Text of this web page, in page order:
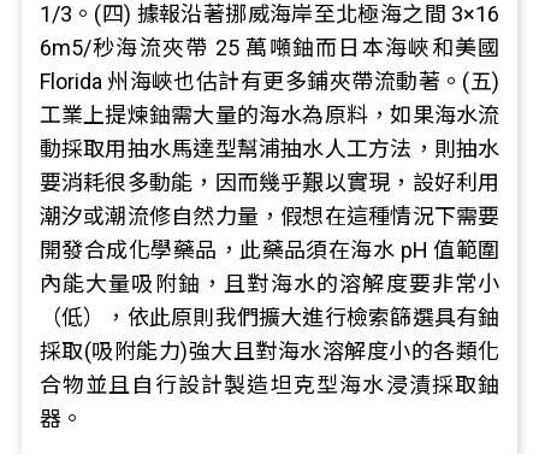
1/3。(四) 據報沿著挪威海岸至北極海之間 3×16
6m5/秒海流夾帶 25 萬噸鈾而日本海峽和美國
Florida 州海峽也估計有更多鋪夾帶流動著。(五)
工業上提煉鈾需大量的海水為原料，如果海水流
動採取用抽水馬達型幫浦抽水人工方法，則抽水
要消耗很多動能，因而幾乎艱以實現，設好利用
潮汐或潮流修自然力量，假想在這種情況下需要
開發合成化學藥品，此藥品須在海水 pH 值範圍
內能大量吸附鈾，且對海水的溶解度要非常小
（低），依此原則我們擴大進行檢索篩選具有鈾
採取(吸附能力)強大且對海水溶解度小的各類化
合物並且自行設計製造坦克型海水浸漬採取鈾
器。